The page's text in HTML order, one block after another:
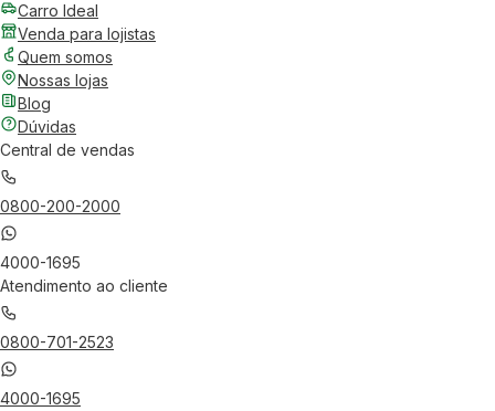
Carro Ideal
Venda para lojistas
Quem somos
Nossas lojas
Blog
Dúvidas
Central de vendas
0800-200-2000
4000-1695
Atendimento ao cliente
0800-701-2523
4000-1695